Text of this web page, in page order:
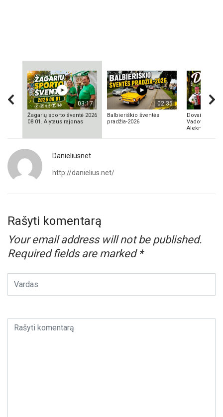
03:17
Žagarių sporto šventė 2026
08 01. Alytaus rajonas
02:35
Balbieriškio šventės
pradžia-2026
Dovainonių
Vadovas
Aleknavičius
Danieliusnet
http://danielius.net/
Rašyti komentarą
Your email address will not be published.
Required fields are marked *